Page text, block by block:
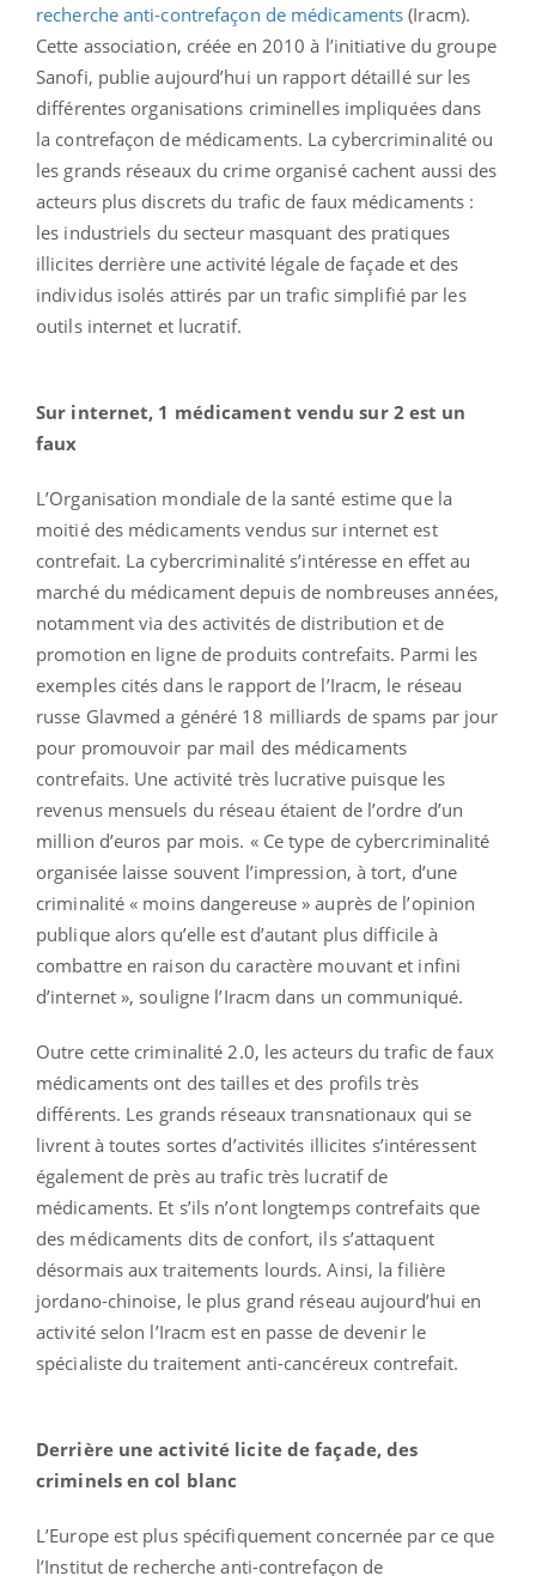
recherche anti-contrefaçon de médicaments(Iracm).
Cette association, créée en 2010 à l’initiative du groupe
Sanofi, publie aujourd’hui un rapport détaillé sur les
différentes organisations criminelles impliquées dans
la contrefaçon de médicaments. La cybercriminalité ou
les grands réseaux du crime organisé cachent aussi des
acteurs plus discrets du trafic de faux médicaments :
les industriels du secteur masquant des pratiques
illicites derrière une activité légale de façade et des
individus isolés attirés par un trafic simplifié par les
outils internet et lucratif.
Sur internet, 1 médicament vendu sur 2 est un
faux
L’Organisation mondiale de la santé estime que la
moitié des médicaments vendus sur internet est
contrefait. La cybercriminalité s’intéresse en effet au
marché du médicament depuis de nombreuses années,
notamment via des activités de distribution et de
promotion en ligne de produits contrefaits. Parmi les
exemples cités dans le rapport de l’Iracm, le réseau
russe Glavmed a généré 18 milliards de spams par jour
pour promouvoir par mail des médicaments
contrefaits. Une activité très lucrative puisque les
revenus mensuels du réseau étaient de l’ordre d’un
million d’euros par mois. « Ce type de cybercriminalité
organisée laisse souvent l’impression, à tort, d’une
criminalité « moins dangereuse » auprès de l’opinion
publique alors qu’elle est d’autant plus difficile à
combattre en raison du caractère mouvant et infini
d’internet », souligne l’Iracm dans un communiqué.
Outre cette criminalité 2.0, les acteurs du trafic de faux
médicaments ont des tailles et des profils très
différents. Les grands réseaux transnationaux qui se
livrent à toutes sortes d’activités illicites s’intéressent
également de près au trafic très lucratif de
médicaments. Et s’ils n’ont longtemps contrefaits que
des médicaments dits de confort, ils s’attaquent
désormais aux traitements lourds. Ainsi, la filière
jordano-chinoise, le plus grand réseau aujourd’hui en
activité selon l’Iracm est en passe de devenir le
spécialiste du traitement anti-cancéreux contrefait.
Derrière une activité licite de façade, des
criminels en col blanc
L’Europe est plus spécifiquement concernée par ce que
l’Institut de recherche anti-contrefaçon de